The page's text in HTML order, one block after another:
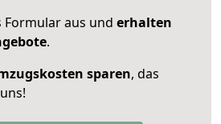
Formular aus und erhalten
.
sparen, das